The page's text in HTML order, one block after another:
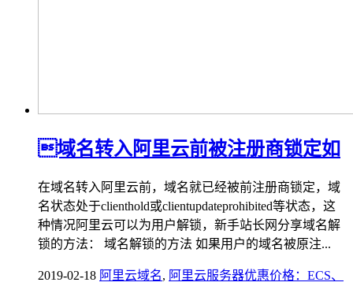
域名转入阿里云前被注册商锁定如
在域名转入阿里云前，域名就已经被前注册商锁定，域
名状态处于clienthold或clientupdateprohibited等状态，这
种情况阿里云可以为用户解锁，新手站长网分享域名解
锁的方法： 域名解锁的方法 如果用户的域名被原注...
2019-02-18 阿里云域名, 阿里云服务器优惠价格：ECS、